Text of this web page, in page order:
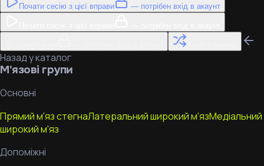
Почати сесію з цієї вправи — потрібен вхід в акаунт
Назад у каталог
М'язові групи
Основні
Прямий м'яз стегнаЛатеральний широкий м'язМедіальний
широкий м'яз
Допоміжні